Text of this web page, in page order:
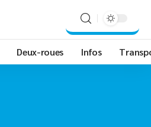
Deux-roues Infos